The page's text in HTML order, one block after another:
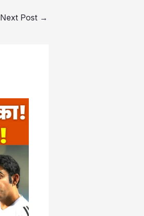
Next Post →